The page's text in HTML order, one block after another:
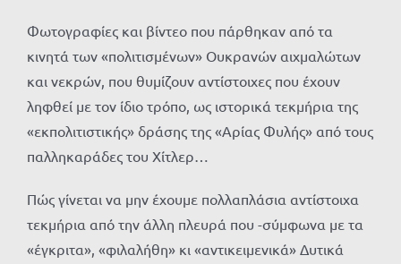
Φωτογραφίες και βίντεο που πάρθηκαν από τα
κινητά των «πολιτισμένων» Ουκρανών αιχμαλώτων
και νεκρών, που θυμίζουν αντίστοιχες που έχουν
ληφθεί με τον ίδιο τρόπο, ως ιστορικά τεκμήρια της
«εκπολιτιστικής» δράσης της «Αρίας Φυλής» από τους
παλληκαράδες του Χίτλερ…
Πώς γίνεται να μην έχουμε πολλαπλάσια αντίστοιχα
τεκμήρια από την άλλη πλευρά που -σύμφωνα με τα
«έγκριτα», «φιλαλήθη» κι «αντικειμενικά» Δυτικά